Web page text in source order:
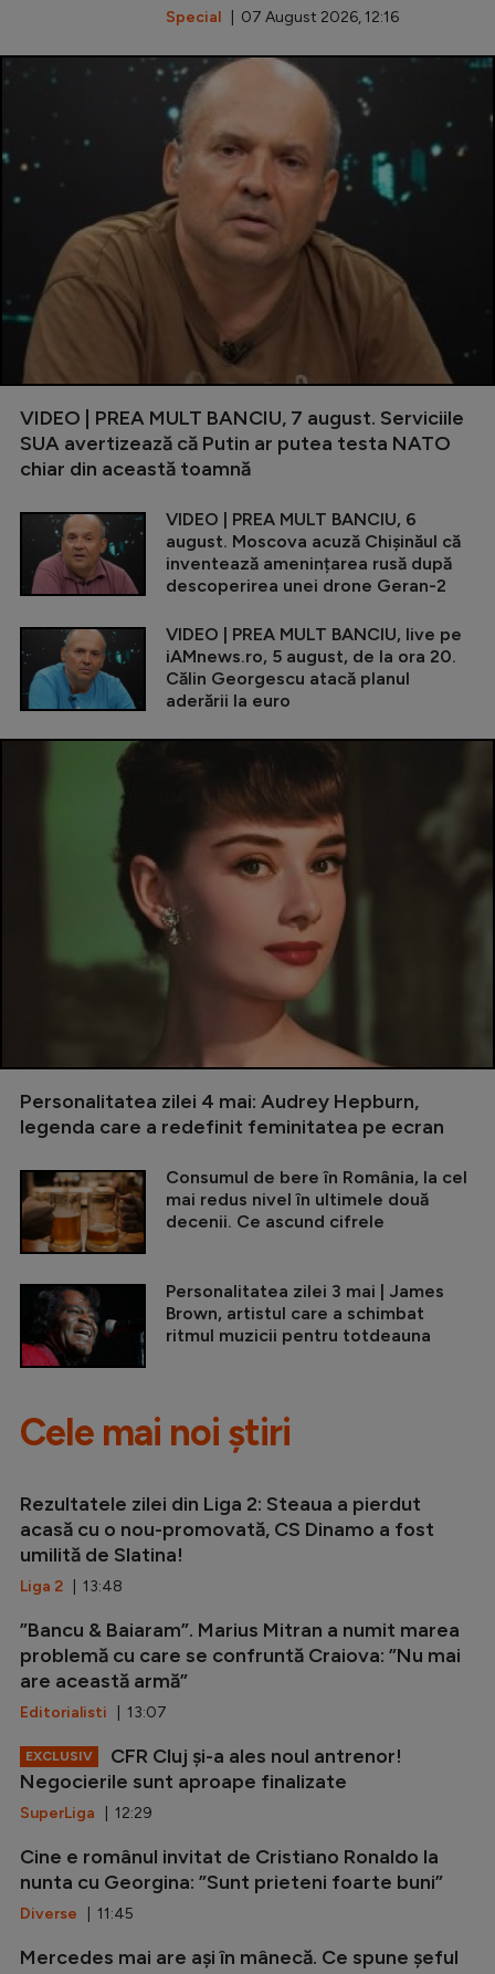
Special | 07 August 2026, 12:16
VIDEO | PREA MULT BANCIU, 7 august. Serviciile
SUA avertizează că Putin ar putea testa NATO
chiar din această toamnă
VIDEO | PREA MULT BANCIU, 6
august. Moscova acuză Chișinăul că
inventează amenințarea rusă după
descoperirea unei drone Geran-2
VIDEO | PREA MULT BANCIU, live pe
iAMnews.ro, 5 august, de la ora 20.
Călin Georgescu atacă planul
aderării la euro
Personalitatea zilei 4 mai: Audrey Hepburn,
legenda care a redefinit feminitatea pe ecran
Consumul de bere în România, la cel
mai redus nivel în ultimele două
decenii. Ce ascund cifrele
Personalitatea zilei 3 mai | James
Brown, artistul care a schimbat
ritmul muzicii pentru totdeauna
Cele mai noi știri
Rezultatele zilei din Liga 2: Steaua a pierdut
acasă cu o nou-promovată, CS Dinamo a fost
umilită de Slatina!
Liga 2 | 13:48
”Bancu & Baiaram”. Marius Mitran a numit marea
problemă cu care se confruntă Craiova: ”Nu mai
are această armă”
Editorialisti | 13:07
EXCLUSIV
CFR Cluj și-a ales noul antrenor!
Negocierile sunt aproape finalizate
SuperLiga | 12:29
Cine e românul invitat de Cristiano Ronaldo la
nunta cu Georgina: ”Sunt prieteni foarte buni”
Diverse | 11:45
Mercedes mai are ași în mânecă. Ce spune șeful